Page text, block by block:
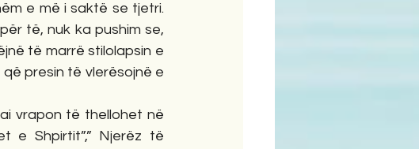
e më i saktë se tjetri.
të, nuk ka pushim se,
të marrë stilolapsin e
presin të vlerësojnë e
vrapon të thellohet në
e Shpirtit”,” Njerëz të